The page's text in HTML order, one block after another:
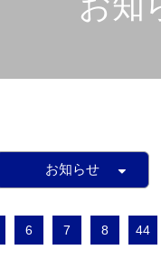
お知らせ
6 7 8 44